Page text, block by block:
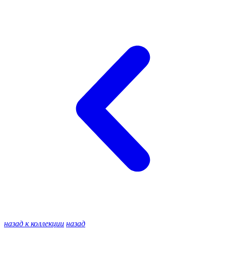
назад к коллекции назад